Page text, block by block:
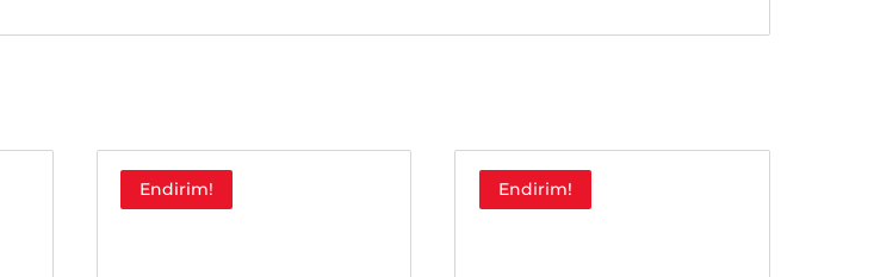
Endirim! Endirim!